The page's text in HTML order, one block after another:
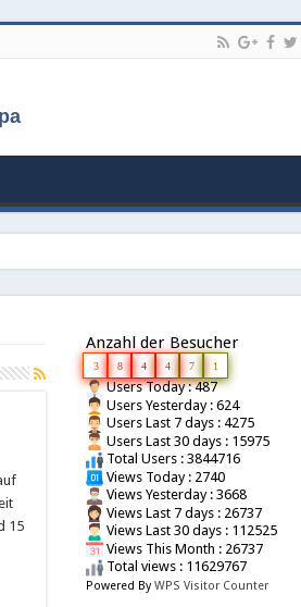
15
Anzahl der Besucher
3 8 4 4 7 1
Users Today : 487
Users Yesterday : 624
Users Last 7 days : 4275
Users Last 30 days : 15975
Total Users : 3844716
Views Today : 2740
Views Yesterday : 3668
Views Last 7 days : 26737
Views Last 30 days : 112525
Views This Month : 26737
Total views : 11629767
Powered By WPS Visitor Counter